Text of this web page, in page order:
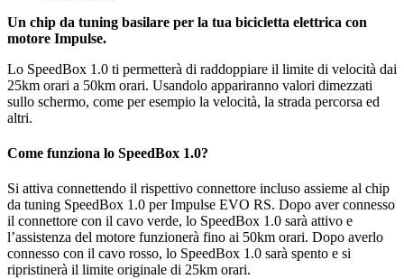
Un chip da tuning basilare per la tua bicicletta elettrica con
motore Impulse.
Lo SpeedBox 1.0 ti permetterà di raddoppiare il limite di velocità dai
25km orari a 50km orari. Usandolo appariranno valori dimezzati
sullo schermo, come per esempio la velocità, la strada percorsa ed
altri.
Come funziona lo SpeedBox 1.0?
Si attiva connettendo il rispettivo connettore incluso assieme al chip
da tuning SpeedBox 1.0 per Impulse EVO RS. Dopo aver connesso
il connettore con il cavo verde, lo SpeedBox 1.0 sarà attivo e
l’assistenza del motore funzionerà fino ai 50km orari. Dopo averlo
connesso con il cavo rosso, lo SpeedBox 1.0 sarà spento e si
ripristinerà il limite originale di 25km orari.